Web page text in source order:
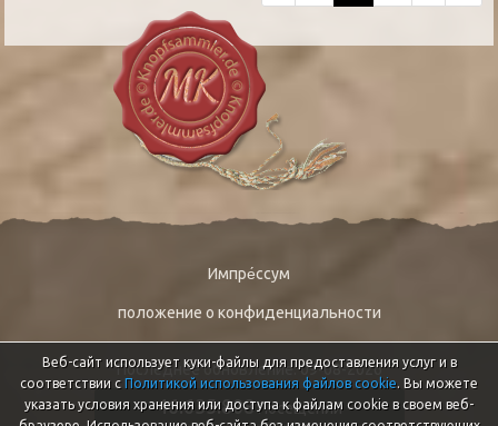
Импре́ссум
положение о конфиденциальности
Последнее обновление: 09-08-2026
46.635.808Посещений
Веб-сайт использует куки-файлы для предоставления услуг и в
соответствии с Политикой использования файлов cookie. Вы можете
указать условия хранения или доступа к файлам cookie в своем веб-